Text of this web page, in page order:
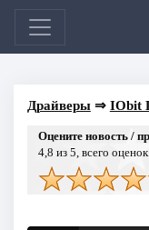
Драйверы⇒ IObit
Оцените новость /
4,8 из 5, всего